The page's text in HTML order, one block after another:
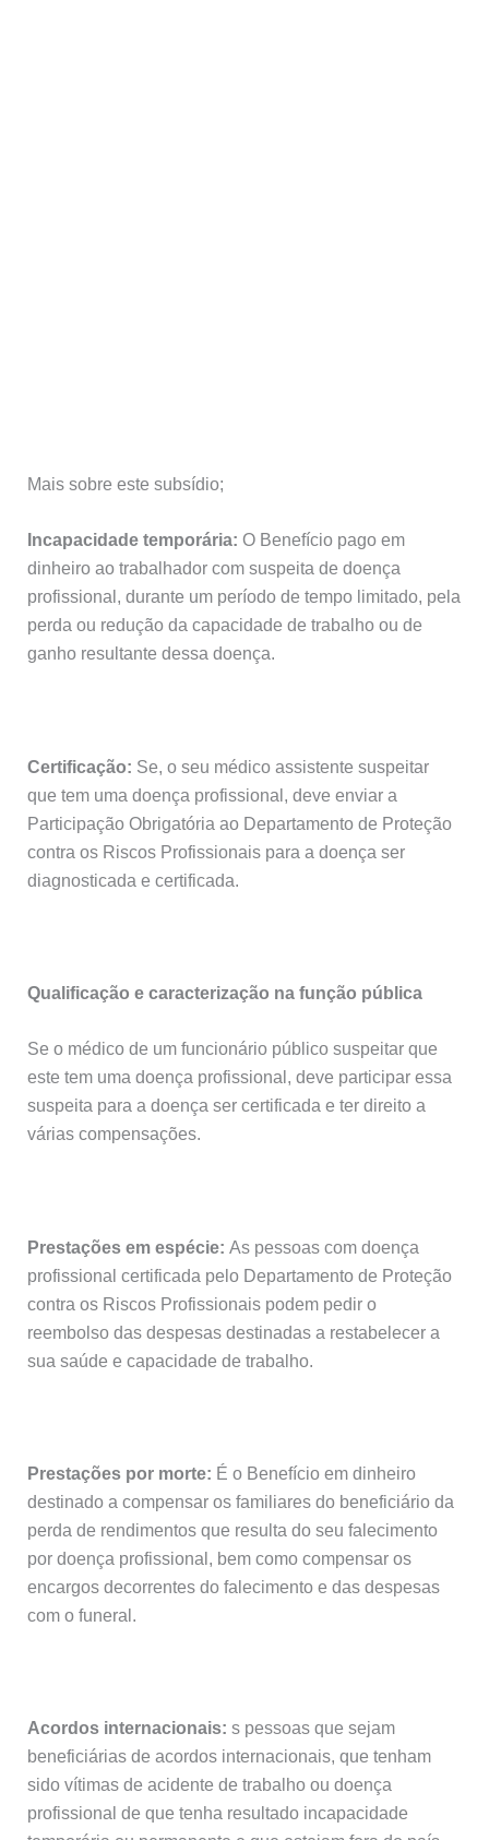
Mais sobre este subsídio;
Incapacidade temporária: O Benefício pago em
dinheiro ao trabalhador com suspeita de doença
profissional, durante um período de tempo limitado, pela
perda ou redução da capacidade de trabalho ou de
ganho resultante dessa doença.
Certificação: Se, o seu médico assistente suspeitar
que tem uma doença profissional, deve enviar a
Participação Obrigatória ao Departamento de Proteção
contra os Riscos Profissionais para a doença ser
diagnosticada e certificada.
Qualificação e caracterização na função pública
Se o médico de um funcionário público suspeitar que
este tem uma doença profissional, deve participar essa
suspeita para a doença ser certificada e ter direito a
várias compensações.
Prestações em espécie: As pessoas com doença
profissional certificada pelo Departamento de Proteção
contra os Riscos Profissionais podem pedir o
reembolso das despesas destinadas a restabelecer a
sua saúde e capacidade de trabalho.
Prestações por morte: É o Benefício em dinheiro
destinado a compensar os familiares do beneficiário da
perda de rendimentos que resulta do seu falecimento
por doença profissional, bem como compensar os
encargos decorrentes do falecimento e das despesas
com o funeral.
Acordos internacionais: s pessoas que sejam
beneficiárias de acordos internacionais, que tenham
sido vítimas de acidente de trabalho ou doença
profissional de que tenha resultado incapacidade